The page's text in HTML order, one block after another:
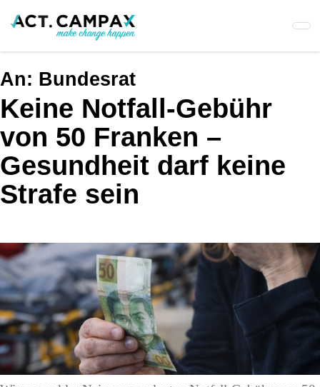
An: Bundesrat
Keine Notfall-Gebühr
von 50 Franken –
Gesundheit darf keine
Strafe sein